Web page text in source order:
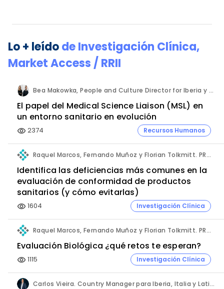
Lo + leídodeInvestigación Clínica,
Market Access / RRII
Bea Makowka, People and Culture Director for Iberia y Alberto Municio, Talent Seach Solutions Lead for Iberia. Inizio Engage.
El papel del Medical Science Liaison (MSL) en
un entorno sanitario en evolución
visibility 2374 Recursos Humanos
Raquel Marcos, Fernando Muñoz y Florian Tolkmitt. PRO-LIANCE GLOBAL SOLUTIONS GmbH.
Identifica las deficiencias más comunes en la
evaluación de conformidad de productos
sanitarios (y cómo evitarlas)
visibility 1604 Investigación Clínica
Raquel Marcos, Fernando Muñoz y Florian Tolkmitt. PRO-LIANCE GLOBAL SOLUTIONS GmbH.
Evaluación Biológica ¿qué retos te esperan?
visibility 1115 Investigación Clínica
Carlos Vieira. Country Manager para Iberia, Italia y Latinoamérica. Hornetsecurity.